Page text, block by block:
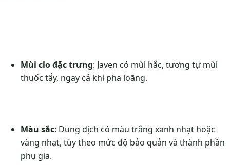
Mùi clo đặc trưng: Javen có mùi hắc, tương tự mùi
thuốc tẩy, ngay cả khi pha loãng.
Màu sắc: Dung dịch có màu trắng xanh nhạt hoặc
vàng nhạt, tùy theo mức độ bảo quản và thành phần
phụ gia.